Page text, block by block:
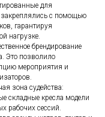
для
с помощью
гарантируя
нагрузке.
брендирование
Это позволило
мероприятия и
зона судейства:
складные кресла модели
рабочих сессий.